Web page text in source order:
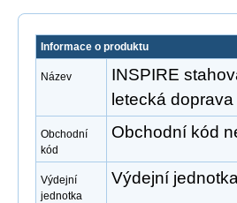
Informace o produktu
Název
INSPIRE
letecká
Obchodní
kód
Obchodní kód
Výdejní
jednotka
Výdejní